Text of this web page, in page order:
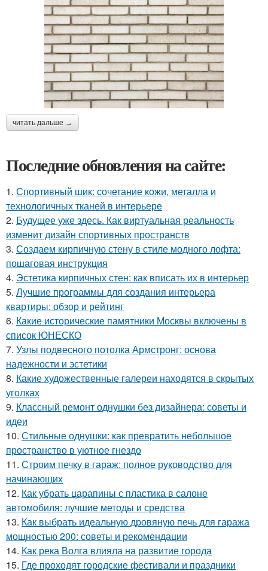
читать дальше →
Последние обновления на сайте:
1. Спортивный шик: сочетание кожи, металла и
технологичных тканей в интерьере
2. Будущее уже здесь. Как виртуальная реальность
изменит дизайн спортивных пространств
3. Создаем кирпичную стену в стиле модного лофта:
пошаговая инструкция
4. Эстетика кирпичных стен: как вписать их в интерьер
5. Лучшие программы для создания интерьера
квартиры: обзор и рейтинг
6. Какие исторические памятники Москвы включены в
список ЮНЕСКО
7. Узлы подвесного потолка Армстронг: основа
надежности и эстетики
8. Какие художественные галереи находятся в скрытых
уголках
9. Классный ремонт однушки без дизайнера: советы и
идеи
10. Стильные однушки: как превратить небольшое
пространство в уютное гнездо
11. Строим печку в гараж: полное руководство для
начинающих
12. Как убрать царапины с пластика в салоне
автомобиля: лучшие методы и средства
13. Как выбрать идеальную дровяную печь для гаража
мощностью 200: советы и рекомендации
14. Как река Волга влияла на развитие города
15. Где проходят городские фестивали и праздники